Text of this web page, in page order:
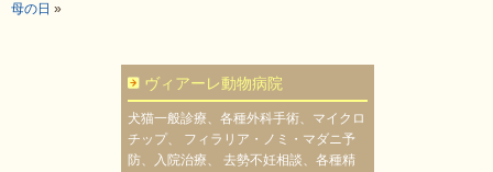
母の日 »
ヴィアーレ動物病院
犬猫一般診療、各種外科手術、マイクロ
チップ、 フィラリア・ノミ・マダニ予
防、入院治療、 去勢不妊相談、各種精